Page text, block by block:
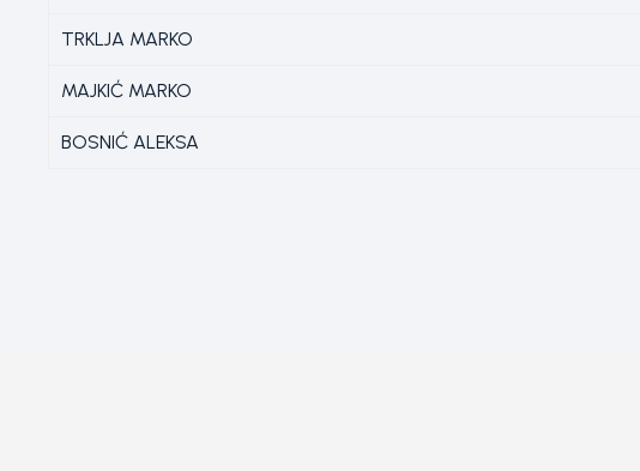
TRKLJA MARKO
MAJKIĆ MARKO
BOSNIĆ ALEKSA